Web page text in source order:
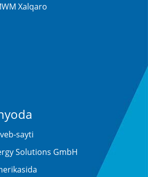
Xalqaro
sayti
Solutions GmbH